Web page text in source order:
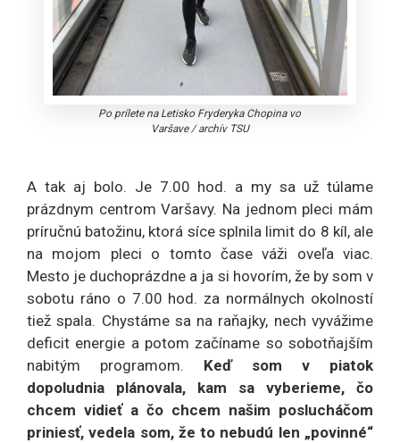
Po prílete na Letisko Fryderyka Chopina vo
Varšave/archív TSU
A tak aj bolo. Je 7.00 hod. a my sa už túlame
prázdnym centrom Varšavy. Na jednom pleci mám
príručnú batožinu, ktorá síce splnila limit do 8 kíl, ale
na mojom pleci o tomto čase váži oveľa viac.
Mesto je duchoprázdne a ja si hovorím, že by som v
sobotu ráno o 7.00 hod. za normálnych okolností
tiež spala. Chystáme sa na raňajky, nech vyvážime
deficit energie a potom začíname so sobotňajším
nabitým programom. Keď som v piatok
dopoludnia plánovala, kam sa vyberieme, čo
chcem vidieť a čo chcem našim poslucháčom
priniesť, vedela som, že to nebudú len „povinné“